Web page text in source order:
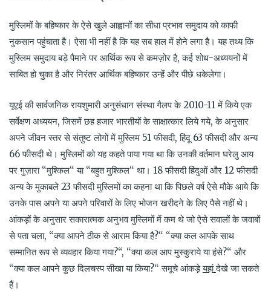
मुस्लिमों के बहिष्कार के ऐसे खुले आह्वानों का सीधा प्रभाव समुदाय को काफी
नुकसान पहुंचाता है। ऐसा भी नहीं है कि यह सब हाल में होने लगा है। यह तथ्य कि
मुस्लिम समुदाय बड़े पैमाने पर आर्थिक रूप से कमज़ोर है, कई शोध-अध्ययनों में
साबित हो चुका है और निरंतर आर्थिक बहिष्कार उन्हें और पीछे धकेलेगा।
यूएई की सार्वजनिक रायशुमारी अनुसंधान संस्था गैलप के 2010-11 में किये एक
सर्वेक्षण अध्ययन, जिसमें छह हजार भारतीयों के साक्षात्कार लिये गये, के अनुसार
अपने जीवन स्तर से संतुष्ट लोगों में मुस्लिम 51 फीसदी, हिंदू 63 फीसदी और अन्य
66 फीसदी थे। मुस्लिमों को यह कहते पाया गया था कि उनकी वर्तमान घरेलु आय
पर गुज़ारा “मुश्किल“ या “बहुत मुश्किल“ था। 18 फीसदी हिंदुओं और 12 फीसदी
अन्य के मुकाबले 23 फीसदी मुस्लिमों का कहना था कि पिछले वर्ष ऐसे मौके आये कि
उनके पास अपने या अपने परिवारों के लिए भोजन खरीदने के लिए पैसे नहीं थे।
आंकड़ों के अनुसार सकारात्मक अनुभव मुस्लिमों में कम थे जो ऐसे सवालों के जवाबों
से पता चला, “क्या आपने ठीक से आराम किया है?“ “क्या कल आपके साथ
सम्मानित रूप से व्यवहार किया गया?“, “क्या कल आप मुस्कुराये या हंसे?“ और
“क्या कल आपने कुछ दिलचस्प सीखा या किया?“ समूचे आंकड़ेयहांदेखे जा सकते
हैं।